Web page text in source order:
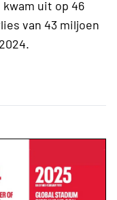
uit op 46
van 43 miljoen